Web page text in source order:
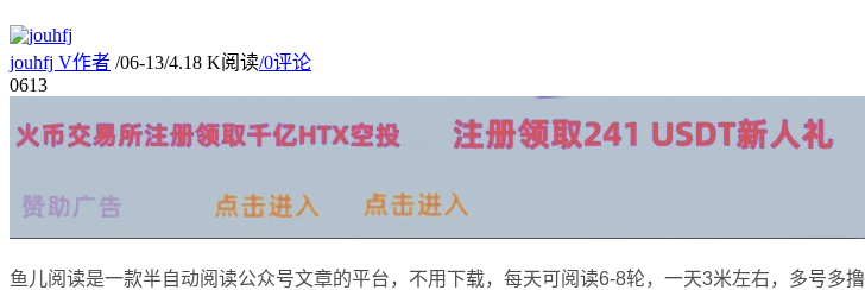
jouhfj V作者 /06-13/4.18 K阅读/0评论
0613
鱼儿阅读是一款半自动阅读公众号文章的平台，不用下载，每天可阅读6-8轮，一天3米左右，多号多撸